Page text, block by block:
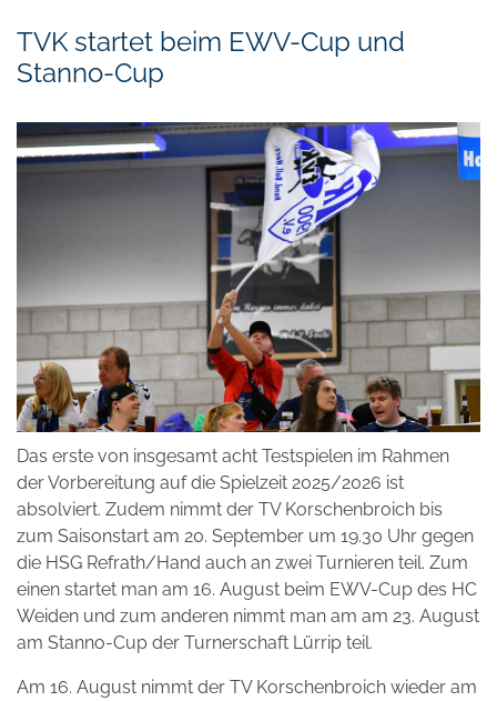
TVK startet beim EWV-Cup und
Stanno-Cup
Das erste von insgesamt acht Testspielen im Rahmen
der Vorbereitung auf die Spielzeit 2025/2026 ist
absolviert. Zudem nimmt der TV Korschenbroich bis
zum Saisonstart am 20. September um 19.30 Uhr gegen
die HSG Refrath/Hand auch an zwei Turnieren teil. Zum
einen startet man am 16. August beim EWV-Cup des HC
Weiden und zum anderen nimmt man am am 23. August
am Stanno-Cup der Turnerschaft Lürrip teil.
Am 16. August nimmt der TV Korschenbroich wieder am